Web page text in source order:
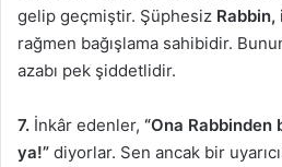
gelip geçmiştir. Şüphesiz Rabbin,
rağmen bağışlama sahibidir.
azabı pek şiddetlidir.
7. İnkâr edenler, “Ona
ya!” diyorlar. Sen ancak bir